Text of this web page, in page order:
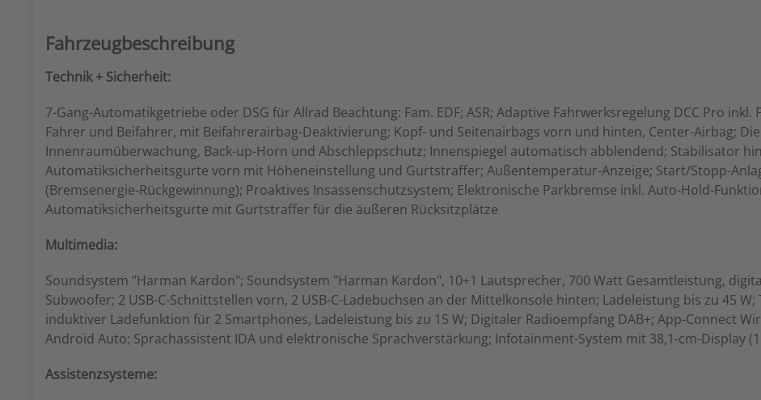
Fahrzeugbeschreibung
Technik + Sicherheit:
7-Gang-Automatikgetriebe oder DSG für Allrad Beachtung: Fam. EDF; ASR; Adaptive Fahrwerksregelung DCC Pro
Fahrer und Beifahrer, mit Beifahrerairbag-Deaktivierung; Kopf- und Seitenairbags vorn und hinten, Center-Airbag;
Innenraumüberwachung, Back-up-Horn und Abschleppschutz; Innenspiegel automatisch abblendend; Stabilisator
Automatiksicherheitsgurte vorn mit Höheneinstellung und Gurtstraffer; Außentemperatur-Anzeige; Start/Stopp-
(Bremsenergie-Rückgewinnung); Proaktives Insassenschutzsystem; Elektronische Parkbremse inkl. Auto-Hold-
Automatiksicherheitsgurte mit Gurtstraffer für die äußeren Rücksitzplätze
Multimedia:
Soundsystem "Harman Kardon"; Soundsystem "Harman Kardon", 10+1 Lautsprecher, 700 Watt Gesamtleistung,
Subwoofer; 2 USB-C-Schnittstellen vorn, 2 USB-C-Ladebuchsen an der Mittelkonsole hinten; Ladeleistung bis zu 45
induktiver Ladefunktion für 2 Smartphones, Ladeleistung bis zu 15 W; Digitaler Radioempfang DAB+; App-Connect
Android Auto; Sprachassistent IDA und elektronische Sprachverstärkung; Infotainment-System mit 38,1-cm-Display
Assistenzsysteme: